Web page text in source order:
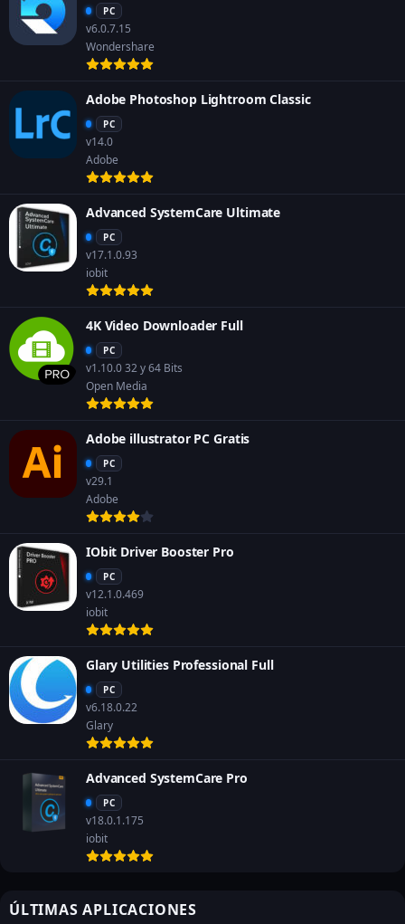
PC
v6.0.7.15
Wondershare
Adobe Photoshop Lightroom Classic
PC
v14.0
Adobe
Advanced SystemCare Ultimate
PC
v17.1.0.93
iobit
4K Video Downloader Full
PC
v1.10.0 32 y 64 Bits
Open Media
Adobe illustrator PC Gratis
PC
v29.1
Adobe
IObit Driver Booster Pro
PC
v12.1.0.469
iobit
Glary Utilities Professional Full
PC
v6.18.0.22
Glary
Advanced SystemCare Pro
PC
v18.0.1.175
iobit
ÚLTIMAS APLICACIONES